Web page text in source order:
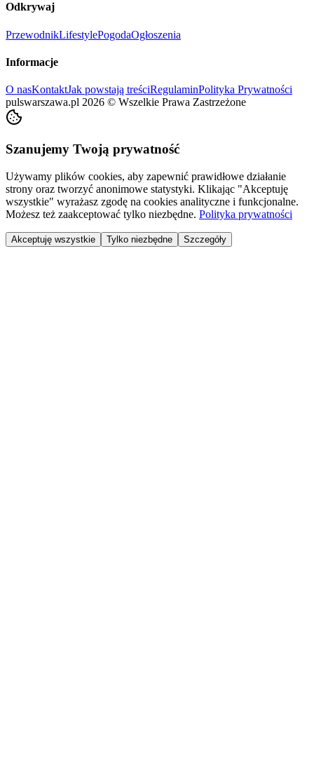
Odkrywaj
PrzewodnikLifestylePogodaOgłoszenia
Informacje
O nasKontaktJak powstają treściRegulaminPolityka Prywatności
pulswarszawa.pl 2026 © Wszelkie Prawa Zastrzeżone
Szanujemy Twoją prywatność
Używamy plików cookies, aby zapewnić prawidłowe działanie
strony oraz tworzyć anonimowe statystyki. Klikając "Akceptuję
wszystkie" wyrażasz zgodę na cookies analityczne i funkcjonalne.
Możesz też zaakceptować tylko niezbędne. Polityka prywatności
Akceptuję wszystkie Tylko niezbędne Szczegóły